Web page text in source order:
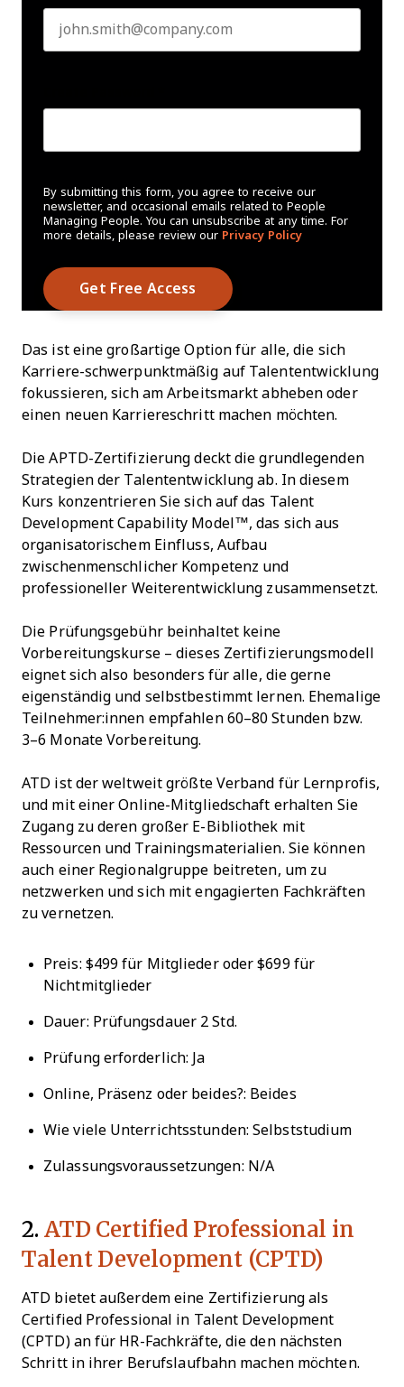
By submitting this form, you agree to receive our
newsletter, and occasional emails related to People
Managing People. You can unsubscribe at any time. For
more details, please review our Privacy Policy
Das ist eine großartige Option für alle, die sich
Karriere-schwerpunktmäßig auf Talententwicklung
fokussieren, sich am Arbeitsmarkt abheben oder
einen neuen Karriereschritt machen möchten.
Die APTD-Zertifizierung deckt die grundlegenden
Strategien der Talententwicklung ab. In diesem
Kurs konzentrieren Sie sich auf das Talent
Development Capability Model™, das sich aus
organisatorischem Einfluss, Aufbau
zwischenmenschlicher Kompetenz und
professioneller Weiterentwicklung zusammensetzt.
Die Prüfungsgebühr beinhaltet keine
Vorbereitungskurse – dieses Zertifizierungsmodell
eignet sich also besonders für alle, die gerne
eigenständig und selbstbestimmt lernen. Ehemalige
Teilnehmer:innen empfahlen 60–80 Stunden bzw.
3–6 Monate Vorbereitung.
ATD ist der weltweit größte Verband für Lernprofis,
und mit einer Online-Mitgliedschaft erhalten Sie
Zugang zu deren großer E-Bibliothek mit
Ressourcen und Trainingsmaterialien. Sie können
auch einer Regionalgruppe beitreten, um zu
netzwerken und sich mit engagierten Fachkräften
zu vernetzen.
Preis: $499 für Mitglieder oder $699 für
Nichtmitglieder
Dauer: Prüfungsdauer 2 Std.
Prüfung erforderlich: Ja
Online, Präsenz oder beides?: Beides
Wie viele Unterrichtsstunden: Selbststudium
Zulassungsvoraussetzungen: N/A
2. ATD Certified Professional in
Talent Development (CPTD)
ATD bietet außerdem eine Zertifizierung als
Certified Professional in Talent Development
(CPTD) an für HR-Fachkräfte, die den nächsten
Schritt in ihrer Berufslaufbahn machen möchten.